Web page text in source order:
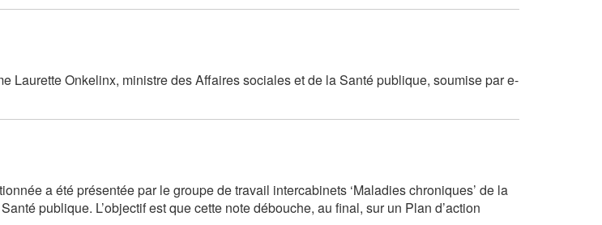
Laurette Onkelinx, ministre des Affaires sociales et de la Santé publique, soumise par e-
a été présentée par le groupe de travail intercabinets ‘Maladies chroniques’ de la
publique. L’objectif est que cette note débouche, au final, sur un Plan d’action